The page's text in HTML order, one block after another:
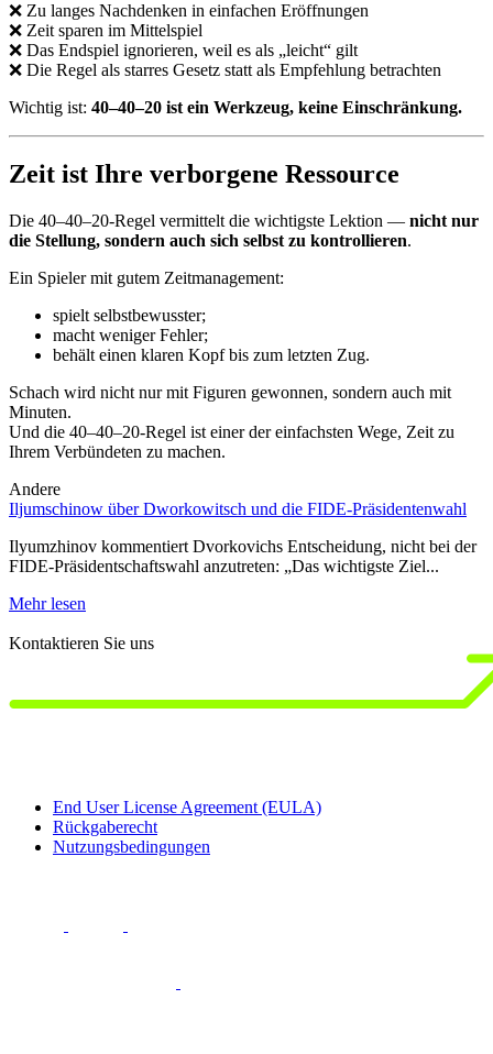
❌ Zu langes Nachdenken in einfachen Eröffnungen
❌ Zeit sparen im Mittelspiel
❌ Das Endspiel ignorieren, weil es als „leicht“ gilt
❌ Die Regel als starres Gesetz statt als Empfehlung betrachten
Wichtig ist: 40–40–20 ist ein Werkzeug, keine Einschränkung.
Zeit ist Ihre verborgene Ressource
Die 40–40–20-Regel vermittelt die wichtigste Lektion — nicht nur
die Stellung, sondern auch sich selbst zu kontrollieren.
Ein Spieler mit gutem Zeitmanagement:
spielt selbstbewusster;
macht weniger Fehler;
behält einen klaren Kopf bis zum letzten Zug.
Schach wird nicht nur mit Figuren gewonnen, sondern auch mit
Minuten.
Und die 40–40–20-Regel ist einer der einfachsten Wege, Zeit zu
Ihrem Verbündeten zu machen.
Andere
Iljumschinow über Dworkowitsch und die FIDE-Präsidentenwahl
Ilyumzhinov kommentiert Dvorkovichs Entscheidung, nicht bei der
FIDE-Präsidentschaftswahl anzutreten: „Das wichtigste Ziel...
Mehr lesen
Kontaktieren Sie uns
End User License Agreement (EULA)
Rückgaberecht
Nutzungsbedingungen